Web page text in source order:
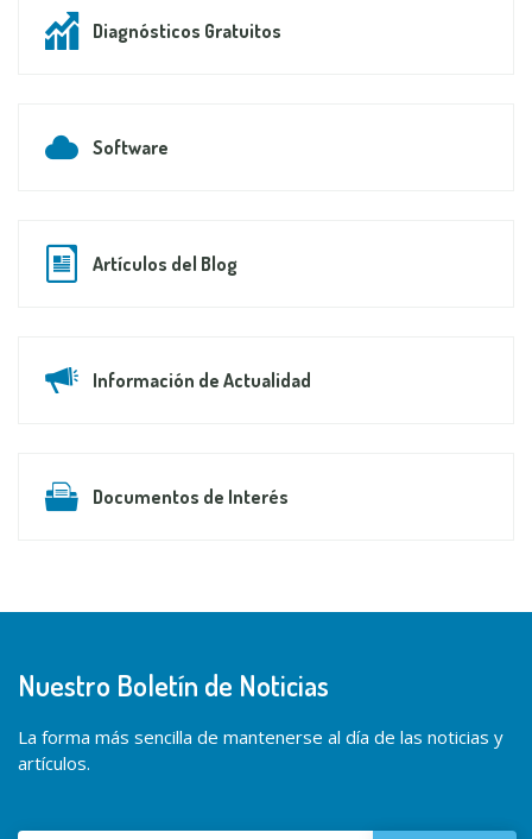
Diagnósticos Gratuitos
Software
Artículos del Blog
Información de Actualidad
Documentos de Interés
Nuestro Boletín de Noticias
La forma más sencilla de mantenerse al día de las noticias y
artículos.